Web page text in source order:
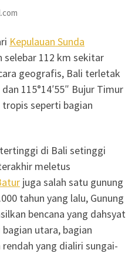
Kepulauan Sunda
selebar 112 km sekitar
geografis, Bali terletak
115°14′55″ Bujur Timur
seperti bagian
di Bali setinggi
meletus
juga salah satu gunung
tahun yang lalu, Gunung
bencana yang dahsyat
utara, bagian
yang dialiri sungai-